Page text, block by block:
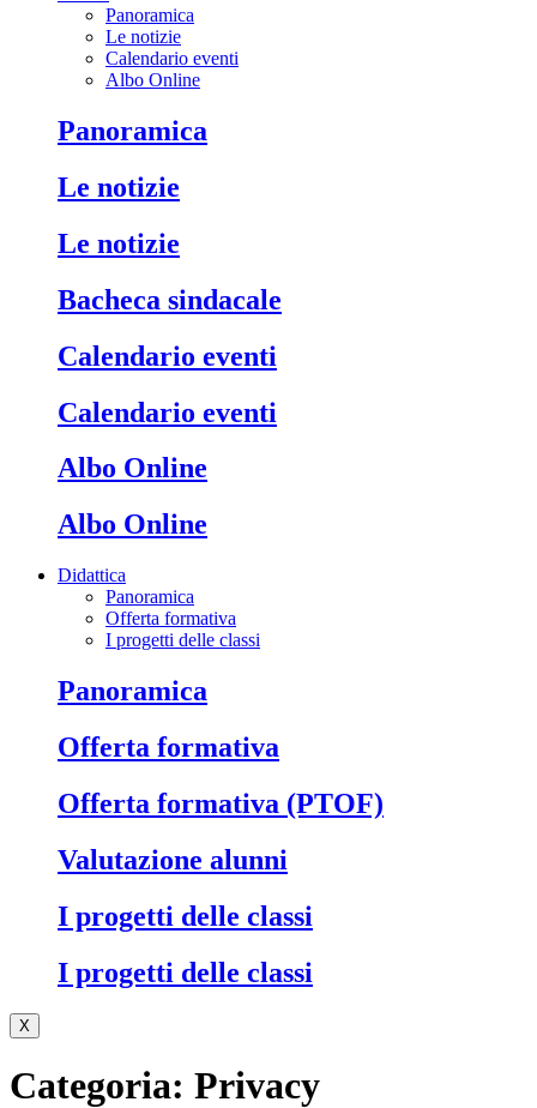
Panoramica
Le notizie
Calendario eventi
Albo Online
Panoramica
Le notizie
Le notizie
Bacheca sindacale
Calendario eventi
Calendario eventi
Albo Online
Albo Online
Didattica
Panoramica
Offerta formativa
I progetti delle classi
Panoramica
Offerta formativa
Offerta formativa (PTOF)
Valutazione alunni
I progetti delle classi
I progetti delle classi
X
Categoria: Privacy